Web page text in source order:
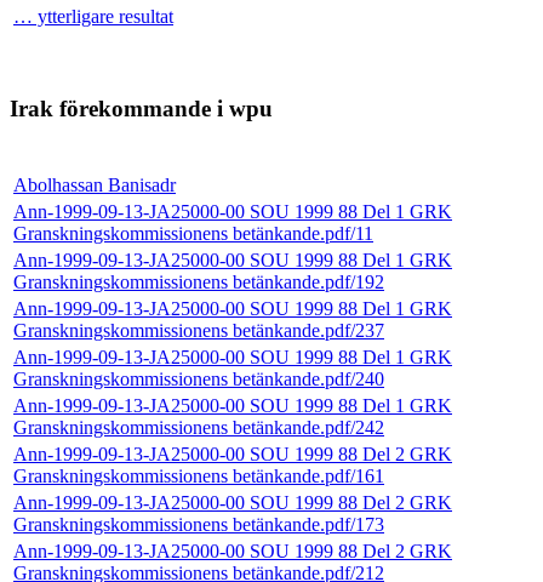
… ytterligare resultat
Irak förekommande i wpu
Abolhassan Banisadr
Ann-1999-09-13-JA25000-00 SOU 1999 88 Del 1 GRK
Granskningskommissionens betänkande.pdf/11
Ann-1999-09-13-JA25000-00 SOU 1999 88 Del 1 GRK
Granskningskommissionens betänkande.pdf/192
Ann-1999-09-13-JA25000-00 SOU 1999 88 Del 1 GRK
Granskningskommissionens betänkande.pdf/237
Ann-1999-09-13-JA25000-00 SOU 1999 88 Del 1 GRK
Granskningskommissionens betänkande.pdf/240
Ann-1999-09-13-JA25000-00 SOU 1999 88 Del 1 GRK
Granskningskommissionens betänkande.pdf/242
Ann-1999-09-13-JA25000-00 SOU 1999 88 Del 2 GRK
Granskningskommissionens betänkande.pdf/161
Ann-1999-09-13-JA25000-00 SOU 1999 88 Del 2 GRK
Granskningskommissionens betänkande.pdf/173
Ann-1999-09-13-JA25000-00 SOU 1999 88 Del 2 GRK
Granskningskommissionens betänkande.pdf/212